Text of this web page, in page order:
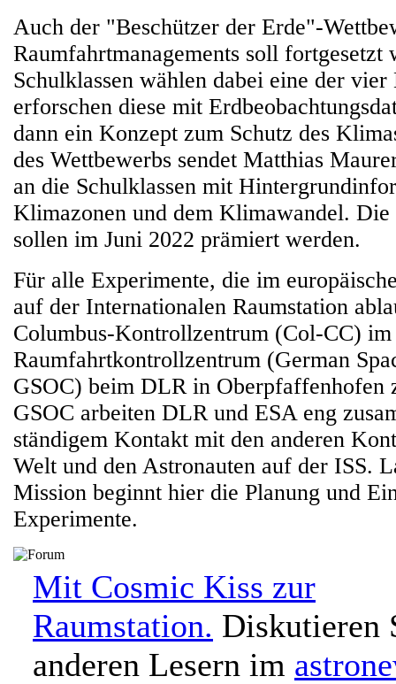
Auch der "Beschützer der Erde"-
Raumfahrtmanagements soll fortgesetzt
Schulklassen wählen dabei eine der
erforschen diese mit
dann ein Konzept zum Schutz des
des Wettbewerbs sendet Matthias
an die Schulklassen mit
Klimazonen und dem Klimawandel. Die
sollen im Juni 2022 prämiert werden.
Für alle Experimente, die im
auf der Internationalen Raumstation
Columbus-Kontrollzentrum (Col-CC) im
Raumfahrtkontrollzentrum (German
GSOC) beim DLR in Oberpfaffenhofen
GSOC arbeiten DLR und ESA eng
ständigem Kontakt mit den anderen
Welt und den Astronauten auf der ISS.
Mission beginnt hier die Planung und
Experimente.
Mit Cosmic Kiss zur
Raumstation. Diskutieren
anderen Lesern im